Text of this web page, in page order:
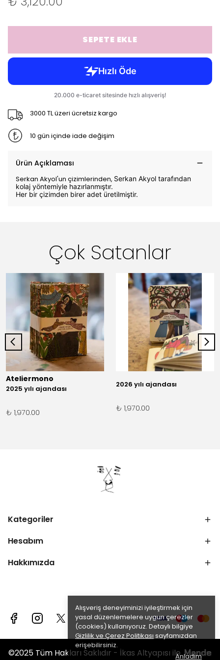
Alışveriş deneyiminizi iyileştirmek için
yasal düzenlemelere uygun çerezler
(cookies) kullanıyoruz. Detaylı bilgiye
Gizlilik ve Çerez Politikası sayfamızdan
erişebilirsiniz.
Anladım
SEPETE EKLE
3000 TL üzeri ücretsiz kargo
10 gün içinde iade değişim
Ürün Açıklaması
Serkan Akyol'un çizimlerinden, Serkan Akyol tarafından
kolaj yöntemiyle hazırlanmıştır.
Her bir çizimden birer adet üretilmiştir.
Çok Satanlar
Ateliermono
2025 yılı ajandası
₺ 1,970.00
2026 yılı ajandası
₺ 1,970.00
Kategoriler
Hesabım
Hakkımızda
©2025 Tüm Hakları Saklıdır - İkas Altyapısı ileMande